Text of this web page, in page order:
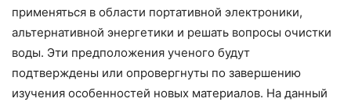
применяться в области портативной электроники,
альтернативной энергетики и решать вопросы очистки
воды. Эти предположения ученого будут
подтверждены или опровергнуты по завершению
изучения особенностей новых материалов. На данный